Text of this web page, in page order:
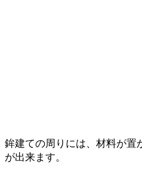
鉾建ての周りには、材料が置
が出来ます。